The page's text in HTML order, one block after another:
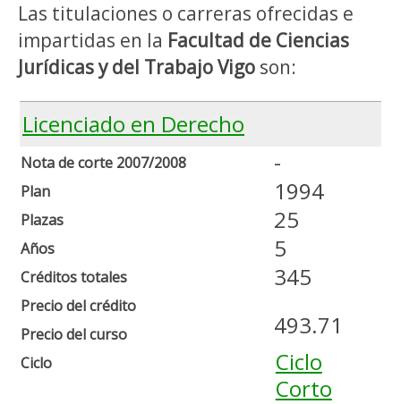
Las titulaciones o carreras ofrecidas e
impartidas en la Facultad de Ciencias
Jurídicas y del Trabajo Vigo son:
Licenciado en Derecho
Nota de corte 2007/2008
Plan
Plazas
Años
Créditos totales
Precio del crédito
Precio del curso
Ciclo
-
1994
25
5
345
493.71
Ciclo
Corto